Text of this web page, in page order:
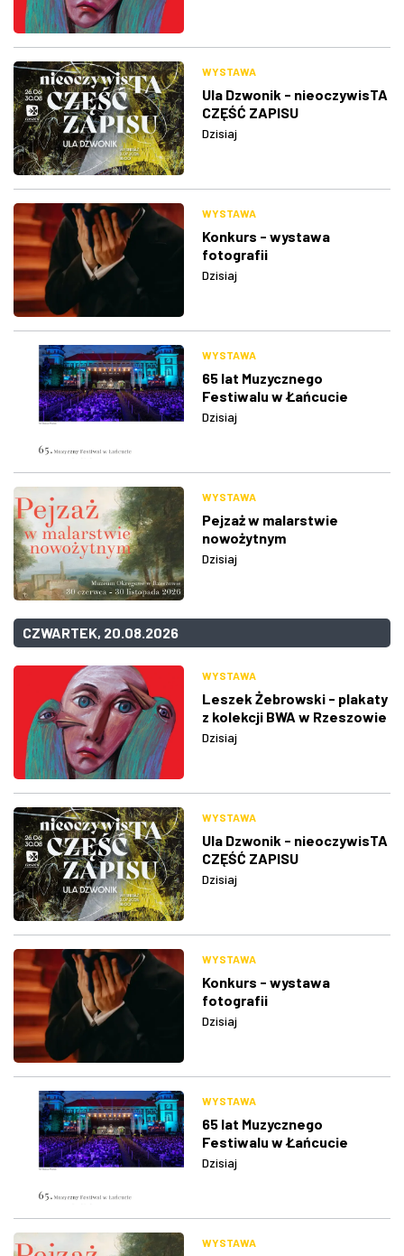
WYSTAWA
Ula Dzwonik - nieoczywisTA
CZĘŚĆ ZAPISU
Dzisiaj
WYSTAWA
Konkurs - wystawa
fotografii
Dzisiaj
WYSTAWA
65 lat Muzycznego
Festiwalu w Łańcucie
Dzisiaj
WYSTAWA
Pejzaż w malarstwie
nowożytnym
Dzisiaj
CZWARTEK, 20.08.2026
WYSTAWA
Leszek Żebrowski - plakaty
z kolekcji BWA w Rzeszowie
Dzisiaj
WYSTAWA
Ula Dzwonik - nieoczywisTA
CZĘŚĆ ZAPISU
Dzisiaj
WYSTAWA
Konkurs - wystawa
fotografii
Dzisiaj
WYSTAWA
65 lat Muzycznego
Festiwalu w Łańcucie
Dzisiaj
WYSTAWA